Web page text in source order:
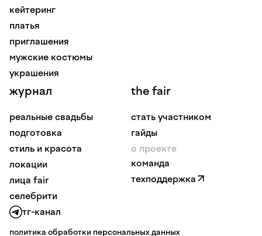
кейтеринг
платья
приглашения
мужские костюмы
украшения
журнал
реальные свадьбы
подготовка
стиль и красота
локации
лица fair
селебрити
the fair
стать участником
гайды
о проекте
команда
техподдержка
тг-канал
политика обработки персональных данных